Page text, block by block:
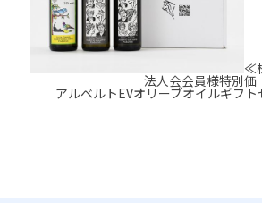
≪
法人会会員様特別価
アルベルトEVオリーブオイルギフ